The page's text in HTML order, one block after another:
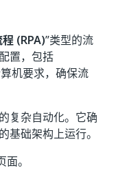
(RPA)”类型的流
置，包括
机要求，确保流
复杂自动化。它确
基础架构上运行。
面。